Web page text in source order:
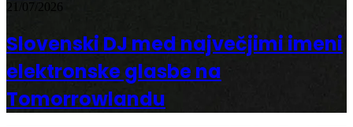
21/07/2026
Slovenski DJ med največjimi imeni
elektronske glasbe na
Tomorrowlandu